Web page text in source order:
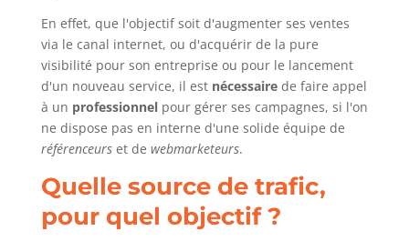
En effet, que l'objectif soit d'augmenter ses ventes
via le canal internet, ou d'acquérir de la pure
visibilité pour son entreprise ou pour le lancement
d'un nouveau service, il est nécessaire de faire appel
à un professionnel pour gérer ses campagnes, si l'on
ne dispose pas en interne d'une solide équipe de
référenceurs et de webmarketeurs.
Quelle source de trafic,
pour quel objectif ?